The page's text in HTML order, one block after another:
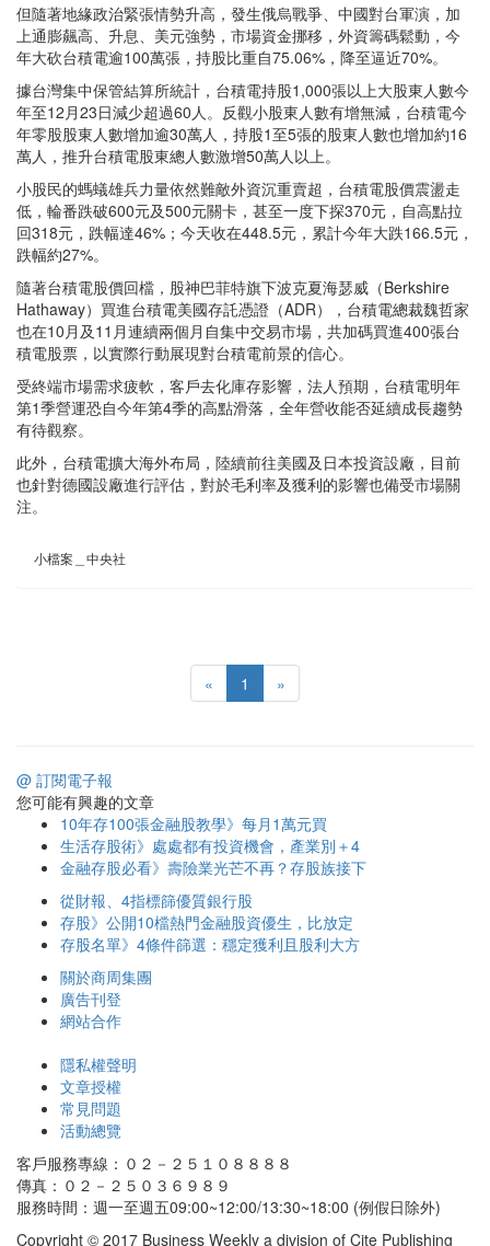
但隨著地緣政治緊張情勢升高，發生俄烏戰爭、中國對台軍演，加
上通膨飆高、升息、美元強勢，市場資金挪移，外資籌碼鬆動，今
年大砍台積電逾100萬張，持股比重自75.06%，降至逼近70%。
據台灣集中保管結算所統計，台積電持股1,000張以上大股東人數今
年至12月23日減少超過60人。反觀小股東人數有增無減，台積電今
年零股股東人數增加逾30萬人，持股1至5張的股東人數也增加約16
萬人，推升台積電股東總人數激增50萬人以上。
小股民的螞蟻雄兵力量依然難敵外資沉重賣超，台積電股價震盪走
低，輪番跌破600元及500元關卡，甚至一度下探370元，自高點拉
回318元，跌幅達46%；今天收在448.5元，累計今年大跌166.5元，
跌幅約27%。
隨著台積電股價回檔，股神巴菲特旗下波克夏海瑟威（Berkshire
Hathaway）買進台積電美國存託憑證（ADR），台積電總裁魏哲家
也在10月及11月連續兩個月自集中交易市場，共加碼買進400張台
積電股票，以實際行動展現對台積電前景的信心。
受終端市場需求疲軟，客戶去化庫存影響，法人預期，台積電明年
第1季營運恐自今年第4季的高點滑落，全年營收能否延續成長趨勢
有待觀察。
此外，台積電擴大海外布局，陸續前往美國及日本投資設廠，目前
也針對德國設廠進行評估，對於毛利率及獲利的影響也備受市場關
注。
小檔案＿中央社
« 1 »
@ 訂閱電子報
您可能有興趣的文章
10年存100張金融股教學》每月1萬元買
生活存股術》處處都有投資機會，產業別＋4
金融存股必看》壽險業光芒不再？存股族接下
從財報、4指標篩優質銀行股
存股》公開10檔熱門金融股資優生，比放定
存股名單》4條件篩選：穩定獲利且股利大方
關於商周集團
廣告刊登
網站合作
隱私權聲明
文章授權
常見問題
活動總覽
客戶服務專線：０２－２５１０８８８８
傳真：０２－２５０３６９８９
服務時間：週一至週五09:00~12:00/13:30~18:00 (例假日除外)
Copyright © 2017 Business Weekly a division of Cite Publishing